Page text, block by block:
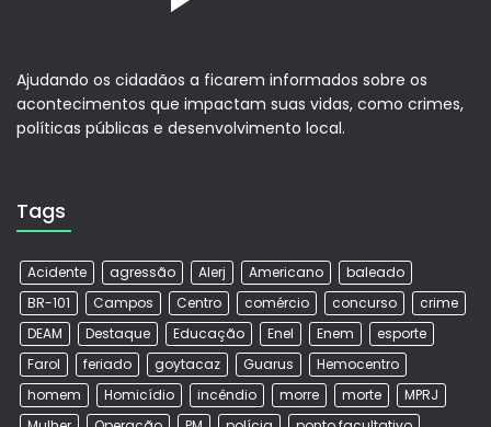
Ajudando os cidadãos a ficarem informados sobre os
acontecimentos que impactam suas vidas, como crimes,
políticas públicas e desenvolvimento local.
Tags
Acidente agressão Alerj Americano
baleado
BR-101
Campos Centro comércio concurso
crime
DEAM
Destaque Educação Enel Enem
esporte
Farol
feriado goytacaz Guarus
Hemocentro
homem
Homicídio incêndio morre morte
MPRJ